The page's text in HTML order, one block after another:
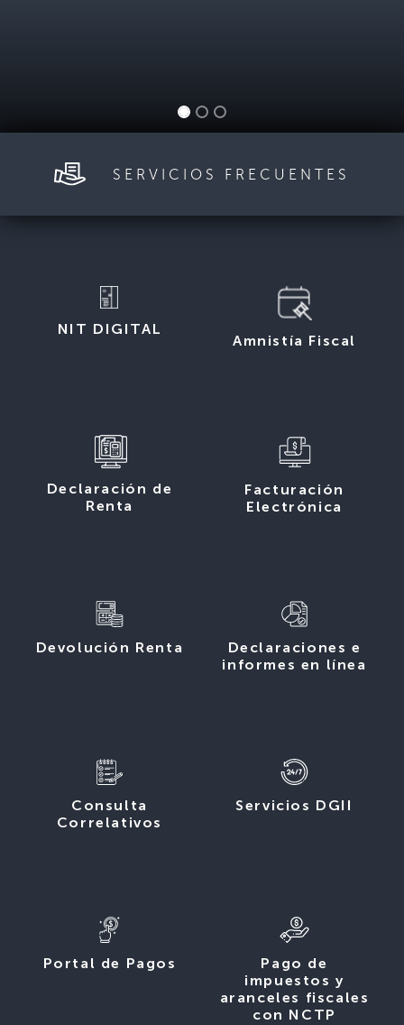
SERVICIOS FRECUENTES
NIT DIGITAL
Amnistía Fiscal
Declaración de
Renta
Facturación
Electrónica
Devolución Renta
Declaraciones e
informes en línea
Consulta
Correlativos
Servicios DGII
Portal de Pagos
Pago de
impuestos y
aranceles fiscales
con NCTP